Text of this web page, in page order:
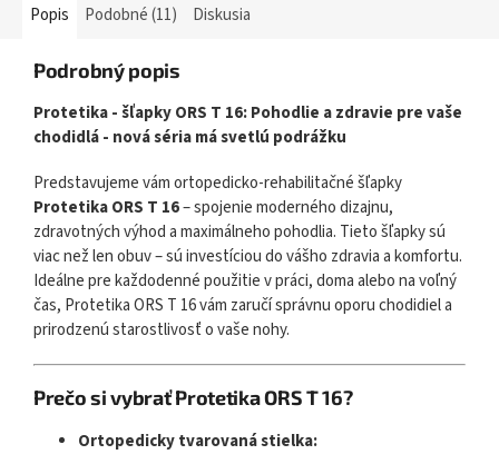
Popis Podobné (11) Diskusia
Podrobný popis
Protetika - šľapky ORS T 16: Pohodlie a zdravie pre vaše
chodidlá - nová séria má svetlú podrážku
Predstavujeme vám ortopedicko-rehabilitačné šľapky
Protetika ORS T 16– spojenie moderného dizajnu,
zdravotných výhod a maximálneho pohodlia. Tieto šľapky sú
viac než len obuv – sú investíciou do vášho zdravia a komfortu.
Ideálne pre každodenné použitie v práci, doma alebo na voľný
čas, Protetika ORS T 16 vám zaručí správnu oporu chodidiel a
prirodzenú starostlivosť o vaše nohy.
Prečo si vybrať Protetika ORS T 16?
Ortopedicky tvarovaná stielka: